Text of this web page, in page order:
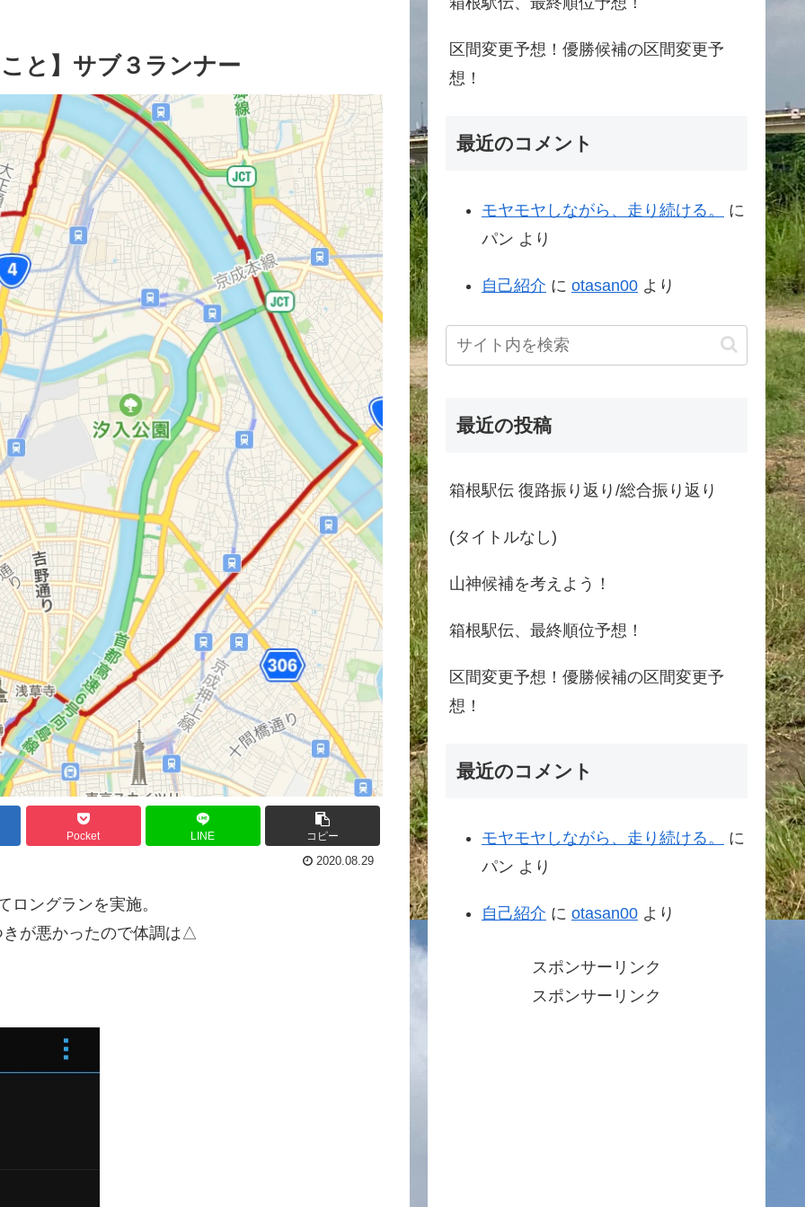
と】サブ３ランナー
Pocket LINE コピー
2020.08.29
ロングランを実施。
が悪かったので体調は△
区間変更予想！優勝候補の区間変更予
想！
最近のコメント
モヤモヤしながら、走り続ける。
に
パン より
自己紹介 に otasan00 より
最近の投稿
箱根駅伝 復路振り返り/総合振り返り
(タイトルなし)
山神候補を考えよう！
箱根駅伝、最終順位予想！
区間変更予想！優勝候補の区間変更予
想！
最近のコメント
モヤモヤしながら、走り続ける。
に
パン より
自己紹介 に otasan00 より
スポンサーリンク
スポンサーリンク